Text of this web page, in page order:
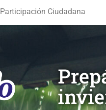
Participación Ciudadana